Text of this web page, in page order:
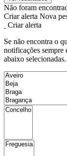
Não foram
Criar alerta Nova
Criar alerta
Se não encontra o
notificações sempre
abaixo selecionadas.